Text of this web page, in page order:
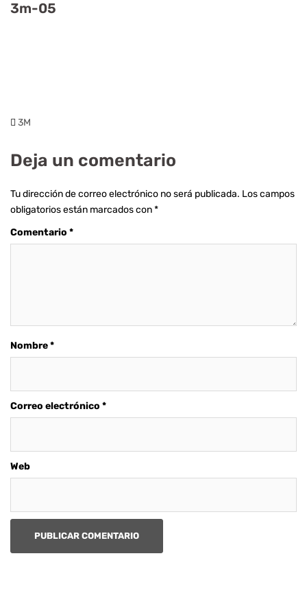
3m-05
3M
Deja un comentario
Tu dirección de correo electrónico no será publicada. Los campos
obligatorios están marcados con*
Comentario *
Nombre*
Correo electrónico *
Web